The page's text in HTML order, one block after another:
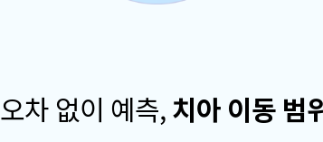
오차 없이 예측,치아 이동 범